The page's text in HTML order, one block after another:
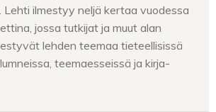
Lehti ilmestyy neljä kertaa vuodessa
jossa tutkijat ja muut alan
lehden teemaa tieteellisissä
teemaesseissä ja kirja-